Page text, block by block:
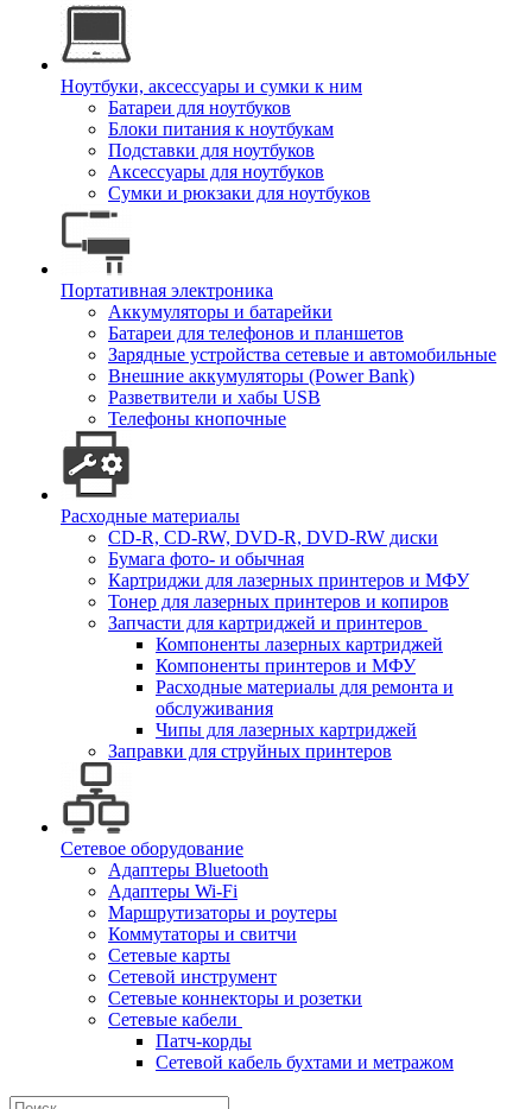
Ноутбуки, аксессуары и сумки к ним
Батареи для ноутбуков
Блоки питания к ноутбукам
Подставки для ноутбуков
Аксессуары для ноутбуков
Сумки и рюкзаки для ноутбуков
Портативная электроника
Аккумуляторы и батарейки
Батареи для телефонов и планшетов
Зарядные устройства сетевые и автомобильные
Внешние аккумуляторы (Power Bank)
Разветвители и хабы USB
Телефоны кнопочные
Расходные материалы
CD-R, CD-RW, DVD-R, DVD-RW диски
Бумага фото- и обычная
Картриджи для лазерных принтеров и МФУ
Тонер для лазерных принтеров и копиров
Запчасти для картриджей и принтеров
Компоненты лазерных картриджей
Компоненты принтеров и МФУ
Расходные материалы для ремонта и
обслуживания
Чипы для лазерных картриджей
Заправки для струйных принтеров
Сетевое оборудование
Адаптеры Bluetooth
Адаптеры Wi-Fi
Маршрутизаторы и роутеры
Коммутаторы и свитчи
Сетевые карты
Сетевой инструмент
Сетевые коннекторы и розетки
Сетевые кабели
Патч-корды
Сетевой кабель бухтами и метражом